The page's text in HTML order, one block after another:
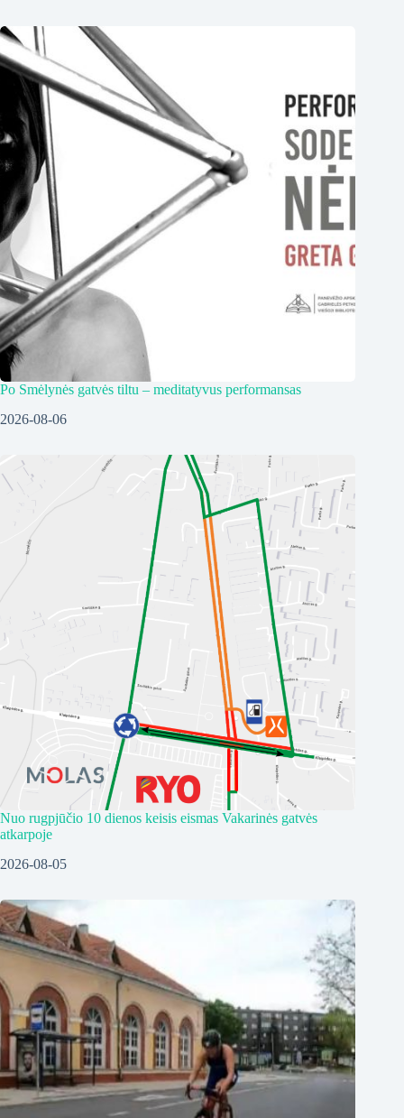
Po Smėlynės gatvės tiltu – meditatyvus performansas
2026-08-06
Nuo rugpjūčio 10 dienos keisis eismas Vakarinės gatvės
atkarpoje
2026-08-05